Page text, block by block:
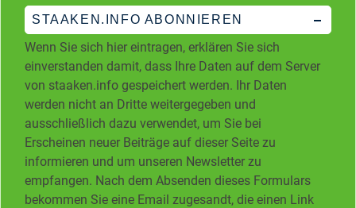
STAAKEN.INFO ABONNIEREN
Wenn Sie sich hier eintragen, erklären Sie sich
einverstanden damit, dass Ihre Daten auf dem Server
von staaken.info gespeichert werden. Ihr Daten
werden nicht an Dritte weitergegeben und
ausschließlich dazu verwendet, um Sie bei
Erscheinen neuer Beiträge auf dieser Seite zu
informieren und um unseren Newsletter zu
empfangen. Nach dem Absenden dieses Formulars
bekommen Sie eine Email zugesandt, die einen Link